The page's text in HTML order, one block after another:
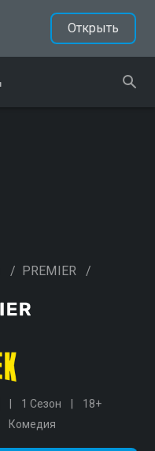
Открыть
/ PREMIER /
1 Сезон
18+
Комедия